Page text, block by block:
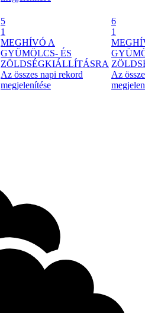
5
1
MEGHÍVÓ A
GYÜMÖLCS- ÉS
ZÖLDSÉGKIÁLLÍTÁSRA
Az összes napi rekord
megjelenítése
6
1
Az